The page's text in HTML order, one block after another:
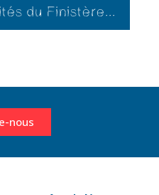
du Finistère...
nous